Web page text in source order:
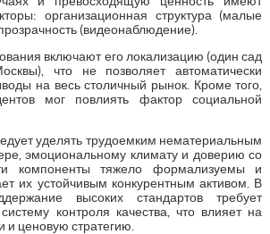
организационная структура (малые
(видеонаблюдение).
включают его локализацию (один сад
что не позволяет автоматически
на весь столичный рынок. Кроме того,
мог повлиять фактор социальной
уделять трудоемким нематериальным
эмоциональному климату и доверию со
компоненты тяжело формализуемы и
их устойчивым конкурентным активом. В
высоких стандартов требует
контроля качества, что влияет на
и ценовую стратегию.